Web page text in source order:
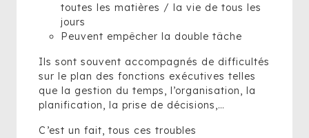
toutes les matières / la vie de tous les
jours
Peuvent empêcher la double tâche
Ils sont souvent accompagnés de difficultés
sur le plan des fonctions exécutives telles
que la gestion du temps, l’organisation, la
planification, la prise de décisions,…
C’est un fait, tous ces troubles